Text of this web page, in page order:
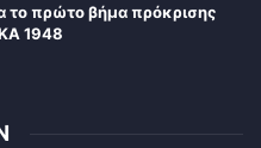
το πρώτο βήμα πρόκρισης
1948